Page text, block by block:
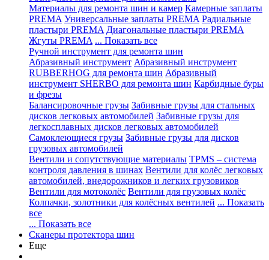
Материалы для ремонта шин и камер Камерные заплаты
PREMA Универсальные заплаты PREMA Радиальные
пластыри PREMA Диагональные пластыри PREMA
Жгуты PREMA ... Показать все
Ручной инструмент для ремонта шин
Абразивный инструмент Абразивный инструмент
RUBBERHOG для ремонта шин Абразивный
инструмент SHERBO для ремонта шин Карбидные буры
и фрезы
Балансировочные грузы Забивные грузы для стальных
дисков легковых автомобилей Забивные грузы для
легкосплавных дисков легковых автомобилей
Самоклеющиеся грузы Забивные грузы для дисков
грузовых автомобилей
Вентили и сопутствующие материалы TPMS – система
контроля давления в шинах Вентили для колёс легковых
автомобилей, внедорожников и легких грузовиков
Вентили для мотоколёс Вентили для грузовых колёс
Колпачки, золотники для колёсных вентилей ... Показать
все
... Показать все
Сканеры протектора шин
Еще